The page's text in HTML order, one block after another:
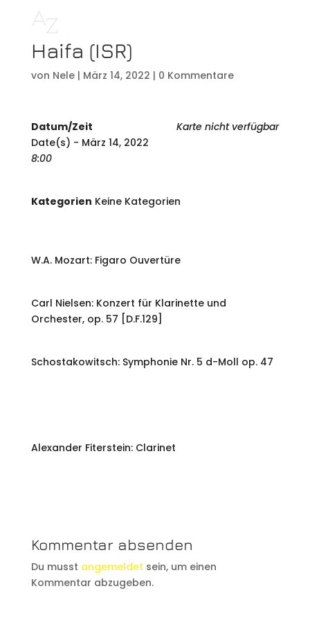
Haifa (ISR)
von Nele| März 14, 2022 | 0 Kommentare
Karte nicht verfügbar
Datum/Zeit
Date(s) - März 14, 2022
8:00
Kategorien Keine Kategorien
W.A. Mozart: Figaro Ouvertüre
Carl Nielsen: Konzert für Klarinette und
Orchester, op. 57 [D.F.129]
Schostakowitsch: Symphonie Nr. 5 d-Moll op. 47
Alexander Fiterstein: Clarinet
Kommentar absenden
Du musst angemeldet sein, um einen
Kommentar abzugeben.